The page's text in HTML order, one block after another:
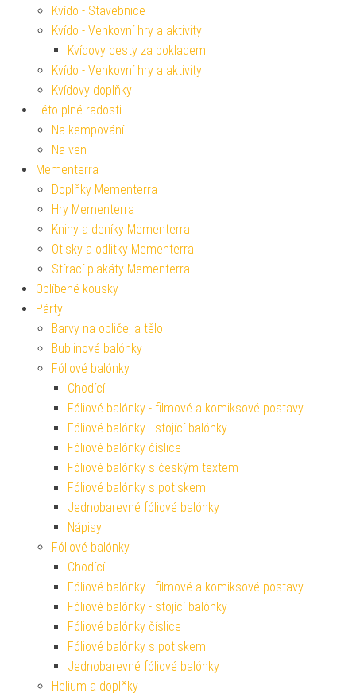
Kvído - Stavebnice
Kvído - Venkovní hry a aktivity
Kvídovy cesty za pokladem
Kvído - Venkovní hry a aktivity
Kvídovy doplňky
Léto plné radosti
Na kempování
Na ven
Mementerra
Doplňky Mementerra
Hry Mementerra
Knihy a deníky Mementerra
Otisky a odlitky Mementerra
Stírací plakáty Mementerra
Oblíbené kousky
Párty
Barvy na obličej a tělo
Bublinové balónky
Fóliové balónky
Chodící
Fóliové balónky - filmové a komiksové postavy
Fóliové balónky - stojící balónky
Fóliové balónky číslice
Fóliové balónky s českým textem
Fóliové balónky s potiskem
Jednobarevné fóliové balónky
Nápisy
Fóliové balónky
Chodící
Fóliové balónky - filmové a komiksové postavy
Fóliové balónky - stojící balónky
Fóliové balónky číslice
Fóliové balónky s potiskem
Jednobarevné fóliové balónky
Helium a doplňky